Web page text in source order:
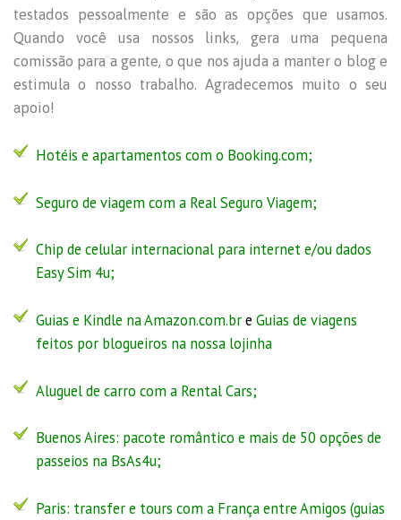
testados pessoalmente e são as opções que usamos.
Quando você usa nossos links, gera uma pequena
comissão para a gente, o que nos ajuda a manter o blog e
estimula o nosso trabalho. Agradecemos muito o seu
apoio!
Hotéis e apartamentos com o Booking.com;
Seguro de viagem com a Real Seguro Viagem;
Chip de celular internacional para internet e/ou dados
Easy Sim 4u;
Guias e Kindle na Amazon.com.bre Guias de viagens
feitos por blogueiros na nossa lojinha
Aluguel de carro com a Rental Cars;
Buenos Aires: pacote romântico e mais de 50 opções de
passeios na BsAs4u;
Paris: transfer e tours com a França entre Amigos (guias